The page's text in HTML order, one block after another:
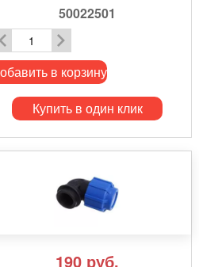
50022501
в корзину
Купить в один клик
190 руб.